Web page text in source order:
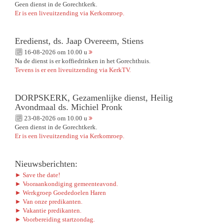
Geen dienst in de Gorechtkerk.
Er is een liveuitzending via Kerkomroep.
Eredienst, ds. Jaap Overeem, Stiens
16-08-2026 om 10.00 u
Na de dienst is er koffiedrinken in het Gorechthuis.
Tevens is er een liveuitzending via KerkTV.
DORPSKERK, Gezamenlijke dienst, Heilig
Avondmaal ds. Michiel Pronk
23-08-2026 om 10.00 u
Geen dienst in de Gorechtkerk.
Er is een liveuitzending via Kerkomroep.
Nieuwsberichten:
► Save the date!
► Vooraankondiging gemeenteavond.
► Werkgroep Goededoelen Haren
► Van onze predikanten.
► Vakantie predikanten.
► Voorbereiding startzondag.